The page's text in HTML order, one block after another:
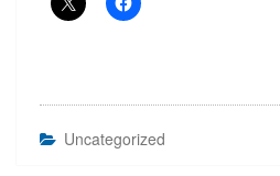
Uncategorized